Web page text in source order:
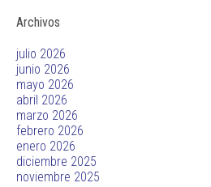
Archivos
julio 2026
junio 2026
mayo 2026
abril 2026
marzo 2026
febrero 2026
enero 2026
diciembre 2025
noviembre 2025